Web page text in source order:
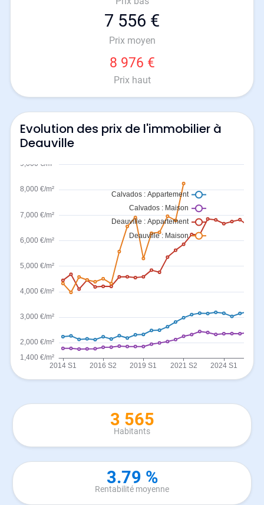
7 556 €
Prix moyen
8 976 €
Prix haut
Evolution des prix de l'immobilier à
Deauville
3 565
Habitants
3.79 %
Rentabilité moyenne